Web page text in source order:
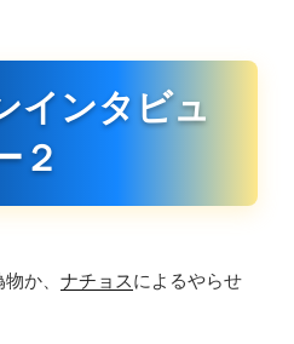
インタビュ
２
か、 ナチョスによるやらせ